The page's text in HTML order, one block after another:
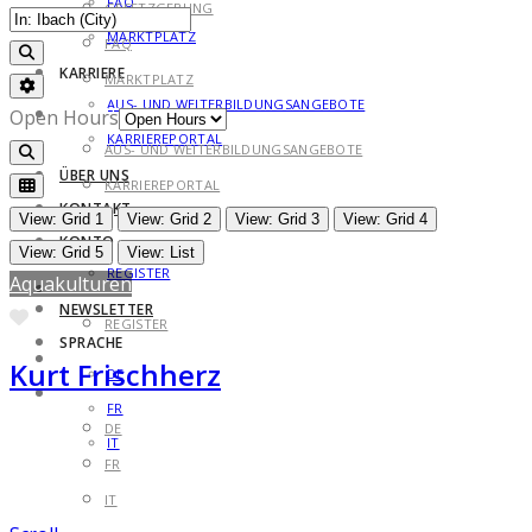
MARKTPLATZ
KARRIERE
AUS- UND WEITERBILDUNGSANGEBOTE
KARRIEREPORTAL
ÜBER UNS
KONTAKT
KONTO
REGISTER
NEWSLETTER
SPRACHE
DE
FR
IT
GESETZGEBUNG
FAQ
MARKTPLATZ
KARRIERE
AUS- UND WEITERBILDUNGSANGEBOTE
KARRIEREPORTAL
ÜBER UNS
KONTAKT
KONTO
REGISTER
SPRACHE
DE
FR
IT
Advanced Filters
Open Hours
View: Grid 1 View: Grid 2 View: Grid 3
View: Grid 4
View: Grid 5
View: List
Aquakulturen
Favorite
Kurt Frischherz